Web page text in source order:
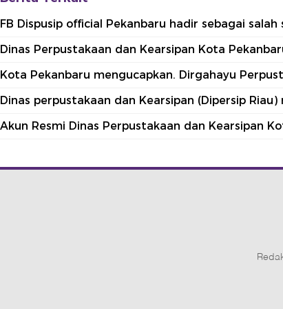
FB Dispusip official Pekanbaru hadir sebagai
Dinas Perpustakaan dan Kearsipan Kota
Kota Pekanbaru mengucapkan. Dirgahayu
Dinas perpustakaan dan Kearsipan (Dipersip
Akun Resmi Dinas Perpustakaan dan Kearsipan